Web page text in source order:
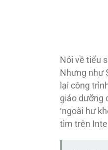
Nói về tiểu
Nhưng như
lại công
giáo dưỡng
‘ngoài hư
tìm trên